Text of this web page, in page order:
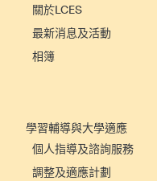
關於LCES
最新消息及活動
相簿
學習輔導與大學適應
個人指導及諮詢服務
調整及適應計劃